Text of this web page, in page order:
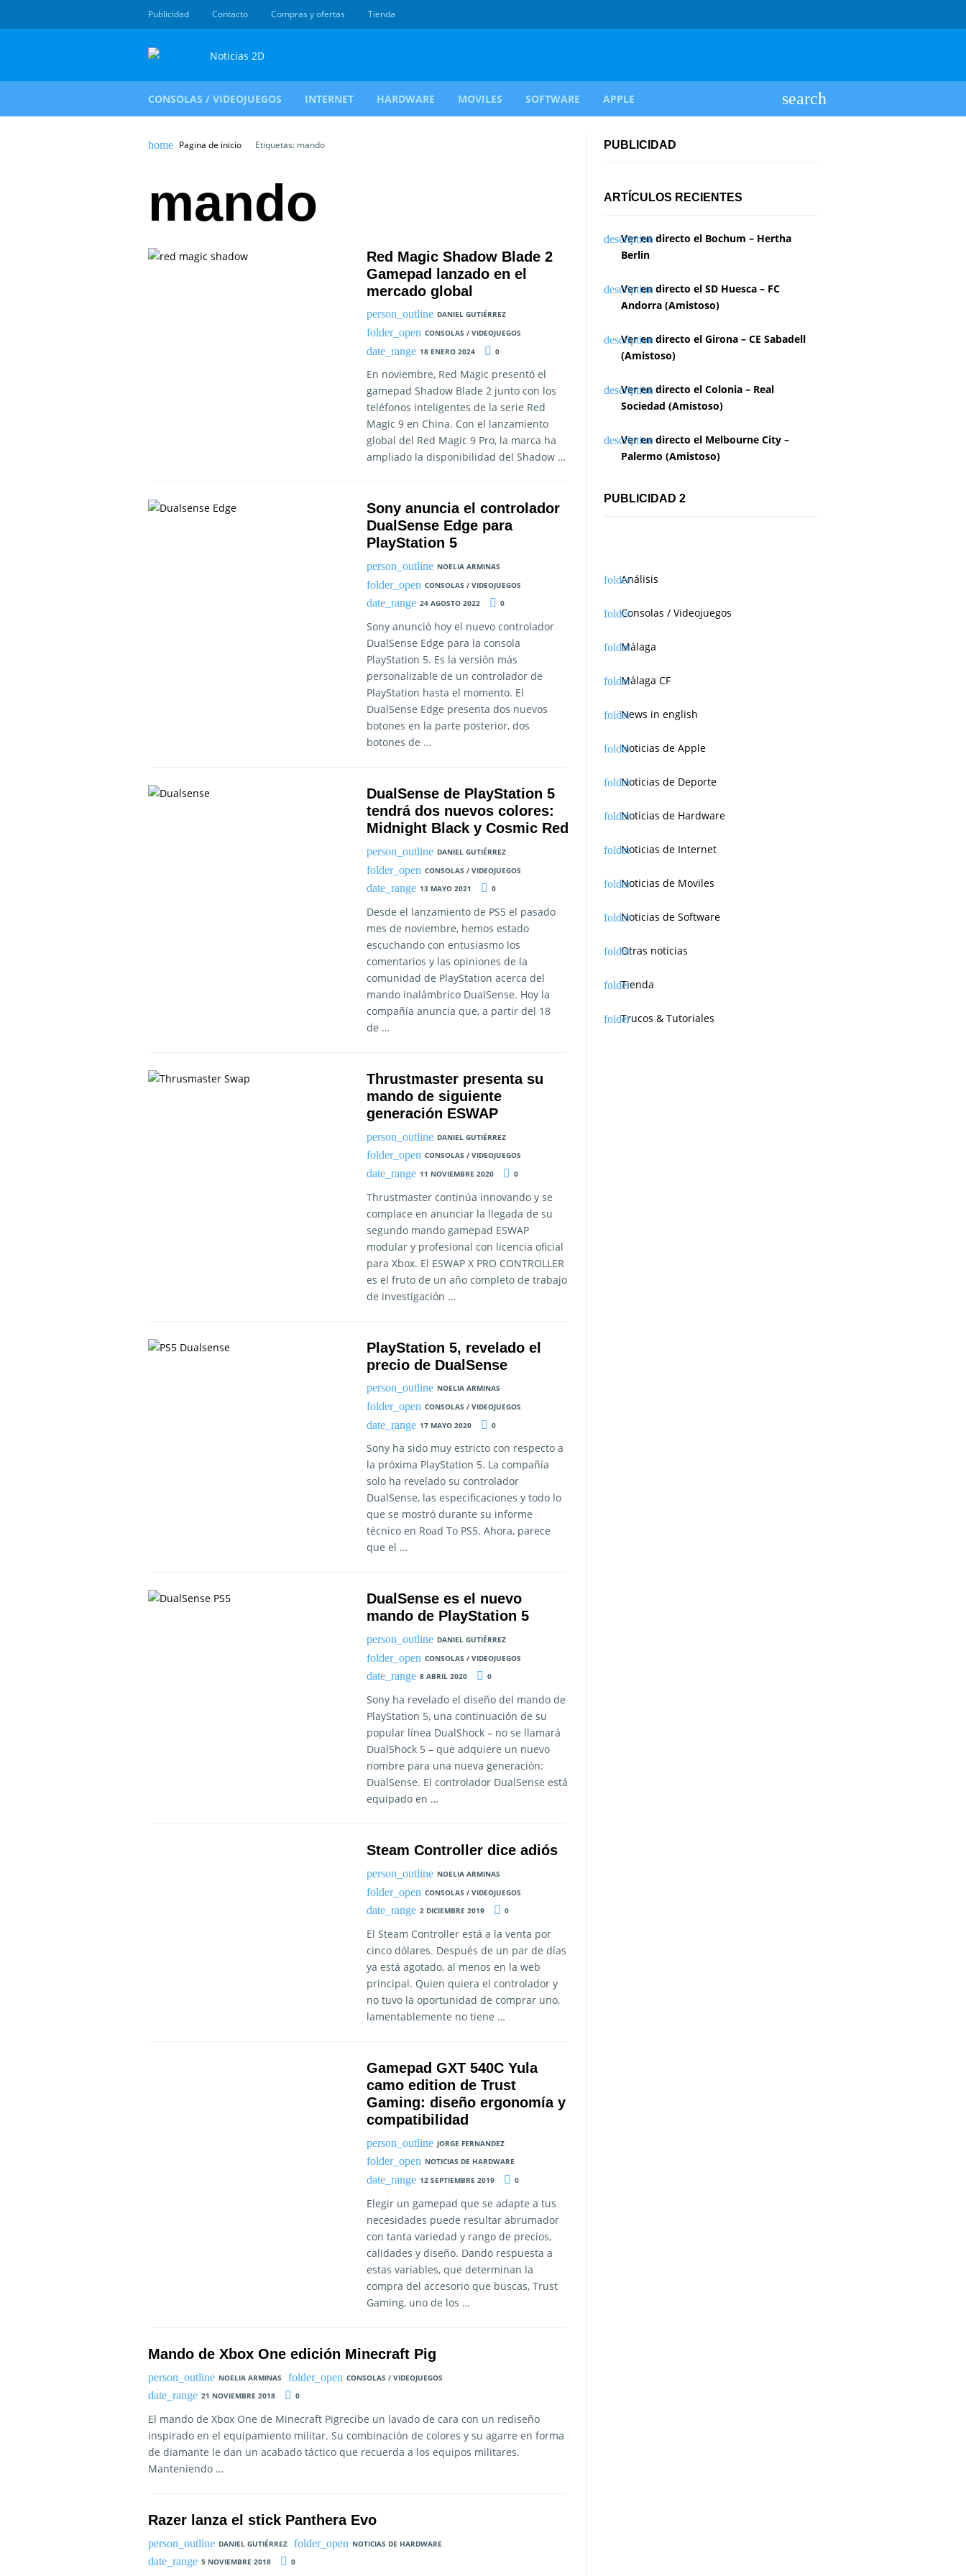
Publicidad Contacto Compras y ofertas Tienda
CONSOLAS / VIDEOJUEGOS INTERNET HARDWARE MOVILES SOFTWARE APPLE
Pagina de inicio Etiquetas: mando
mando
Red Magic Shadow Blade 2
Gamepad lanzado en el
mercado global
DANIEL GUTIÉRREZ
CONSOLAS / VIDEOJUEGOS
18 ENERO 2024
0
En noviembre, Red Magic presentó el
gamepad Shadow Blade 2 junto con los
teléfonos inteligentes de la serie Red
Magic 9 en China. Con el lanzamiento
global del Red Magic 9 Pro, la marca ha
ampliado la disponibilidad del Shadow …
Sony anuncia el controlador
DualSense Edge para
PlayStation 5
NOELIA ARMINAS
CONSOLAS / VIDEOJUEGOS
24 AGOSTO 2022
0
Sony anunció hoy el nuevo controlador
DualSense Edge para la consola
PlayStation 5. Es la versión más
personalizable de un controlador de
PlayStation hasta el momento. El
DualSense Edge presenta dos nuevos
botones en la parte posterior, dos
botones de …
DualSense de PlayStation 5
tendrá dos nuevos colores:
Midnight Black y Cosmic Red
DANIEL GUTIÉRREZ
CONSOLAS / VIDEOJUEGOS
13 MAYO 2021
0
Desde el lanzamiento de PS5 el pasado
mes de noviembre, hemos estado
escuchando con entusiasmo los
comentarios y las opiniones de la
comunidad de PlayStation acerca del
mando inalámbrico DualSense. Hoy la
compañía anuncia que, a partir del 18
de …
Thrustmaster presenta su
mando de siguiente
generación ESWAP
DANIEL GUTIÉRREZ
CONSOLAS / VIDEOJUEGOS
11 NOVIEMBRE 2020
0
Thrustmaster continúa innovando y se
complace en anunciar la llegada de su
segundo mando gamepad ESWAP
modular y profesional con licencia oficial
para Xbox. El ESWAP X PRO CONTROLLER
es el fruto de un año completo de trabajo
de investigación …
PlayStation 5, revelado el
precio de DualSense
NOELIA ARMINAS
CONSOLAS / VIDEOJUEGOS
17 MAYO 2020
0
Sony ha sido muy estricto con respecto a
la próxima PlayStation 5. La compañía
solo ha revelado su controlador
DualSense, las especificaciones y todo lo
que se mostró durante su informe
técnico en Road To PS5. Ahora, parece
que el …
DualSense es el nuevo
mando de PlayStation 5
DANIEL GUTIÉRREZ
CONSOLAS / VIDEOJUEGOS
8 ABRIL 2020
0
Sony ha revelado el diseño del mando de
PlayStation 5, una continuación de su
popular línea DualShock – no se llamará
DualShock 5 – que adquiere un nuevo
nombre para una nueva generación:
DualSense. El controlador DualSense está
equipado en …
Steam Controller dice adiós
NOELIA ARMINAS
CONSOLAS / VIDEOJUEGOS
2 DICIEMBRE 2019
0
El Steam Controller está a la venta por
cinco dólares. Después de un par de días
ya está agotado, al menos en la web
principal. Quien quiera el controlador y
no tuvo la oportunidad de comprar uno,
lamentablemente no tiene …
Gamepad GXT 540C Yula
camo edition de Trust
Gaming: diseño ergonomía y
compatibilidad
JORGE FERNANDEZ
NOTICIAS DE HARDWARE
12 SEPTIEMBRE 2019
0
Elegir un gamepad que se adapte a tus
necesidades puede resultar abrumador
con tanta variedad y rango de precios,
calidades y diseño. Dando respuesta a
estas variables, que determinan la
compra del accesorio que buscas, Trust
Gaming, uno de los …
Mando de Xbox One edición Minecraft Pig
NOELIA ARMINAS
CONSOLAS / VIDEOJUEGOS
21 NOVIEMBRE 2018
0
El mando de Xbox One de Minecraft Pigrecibe un lavado de cara con un rediseño
inspirado en el equipamiento militar. Su combinación de colores y su agarre en forma
de diamante le dan un acabado táctico que recuerda a los equipos militares.
Manteniendo …
Razer lanza el stick Panthera Evo
DANIEL GUTIÉRREZ
NOTICIAS DE HARDWARE
5 NOVIEMBRE 2018
0
PUBLICIDAD
ARTÍCULOS RECIENTES
Ver en directo el Bochum – Hertha
Berlin
Ver en directo el SD Huesca – FC
Andorra (Amistoso)
Ver en directo el Girona – CE Sabadell
(Amistoso)
Ver en directo el Colonia – Real
Sociedad (Amistoso)
Ver en directo el Melbourne City –
Palermo (Amistoso)
PUBLICIDAD 2
Análisis
Consolas / Videojuegos
Málaga
Málaga CF
News in english
Noticias de Apple
Noticias de Deporte
Noticias de Hardware
Noticias de Internet
Noticias de Moviles
Noticias de Software
Otras noticias
Tienda
Trucos & Tutoriales